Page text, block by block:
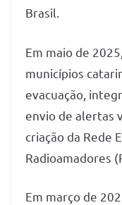
Brasil.
Em maio de
municípios
evacuação,
envio de alertas
criação da Rede
Radioamadores
Em março de